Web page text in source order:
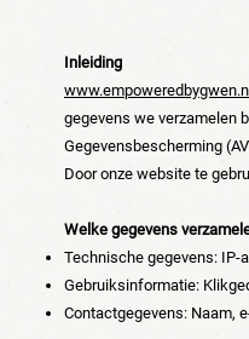
Inleiding
www.empoweredbygwen.nl
gegevens we verzamelen
Gegevensbescherming
Door onze website te
Welke gegevens
Technische gegevens: IP-
Gebruiksinformatie:
Contactgegevens: Naam,